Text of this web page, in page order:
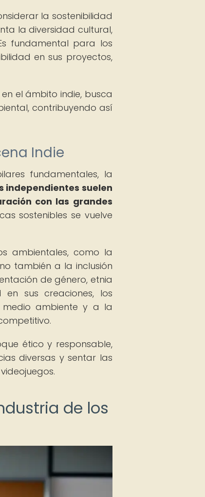
la sostenibilidad
la diversidad cultural,
fundamental para los
en sus proyectos,
el ámbito indie, busca
contribuyendo así
Indie
fundamentales, la
independientes suelen
con las grandes
sostenibles se vuelve
ambientales, como la
también a la inclusión
de género, etnia
sus creaciones, los
medio ambiente y a la
ético y responsable,
diversas y sentar las
de los